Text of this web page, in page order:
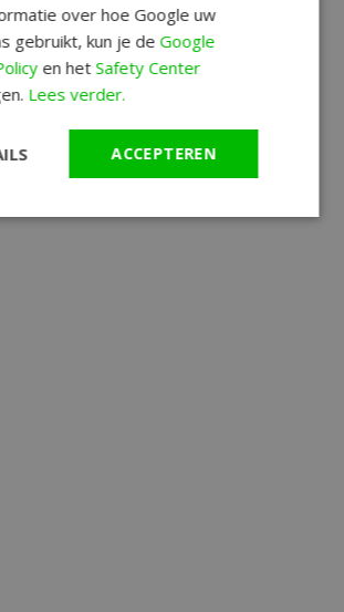
over hoe Google uw
gebruikt, kun je deGoogle
en hetSafety Center
Lees verder.
ACCEPTEREN